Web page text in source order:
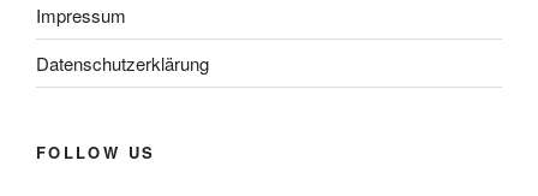
Impressum
Datenschutzerklärung
FOLLOW US